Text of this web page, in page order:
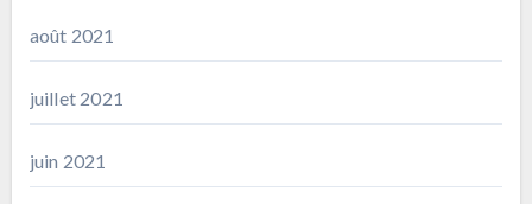
août 2021
juillet 2021
juin 2021